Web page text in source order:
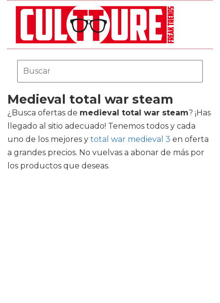
Medieval total war steam
¿Busca ofertas de medieval total war steam? ¡Has
llegado al sitio adecuado! Tenemos todos y cada
uno de los mejores y total war medieval 3 en oferta
a grandes precios. No vuelvas a abonar de más por
los productos que deseas.